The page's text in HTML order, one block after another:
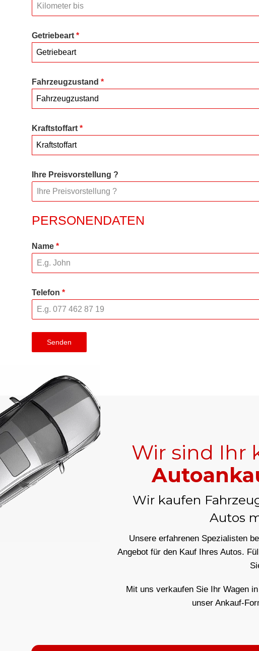
Getriebeart *
Getriebeart
Fahrzeugzustand *
Fahrzeugzustand
Kraftstoffart *
Kraftstoffart
Ihre Preisvorstellung ?
PERSONENDATEN
Name *
Telefon *
Senden
Wir sind Ihr
Wir kaufen
Autos
Unsere erfahrenen Spezialisten
Angebot für den Kauf Ihres Autos.
Mit uns verkaufen Sie Ihr Wagen
unser Ankauf-